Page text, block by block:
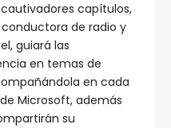
capítulos,
de radio y
guiará las
en temas de
en cada
Microsoft, además
su